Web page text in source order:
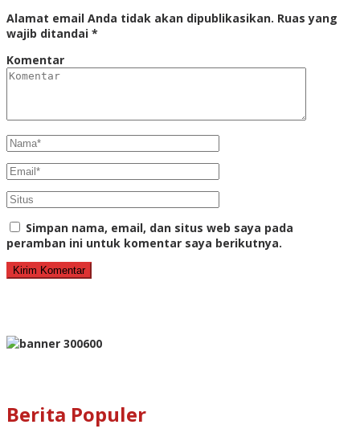
Alamat email Anda tidak akan dipublikasikan. Ruas yang
wajib ditandai *
Komentar
Simpan nama, email, dan situs web saya pada
peramban ini untuk komentar saya berikutnya.
Berita Populer